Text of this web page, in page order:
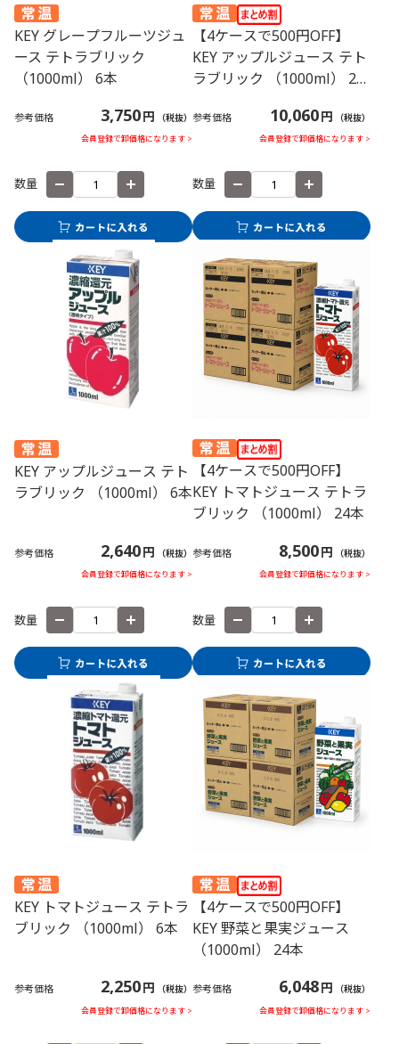
KEY グレープフルーツジュ
ース テトラブリック
（1000ml） 6本
参考価格 3,750円 （税抜）
会員登録で卸価格になります >
数量
【4ケースで500円OFF】
KEY アップルジュース テト
ラブリック （1000ml） 24
参考価格 10,060円 （税抜）
会員登録で卸価格になります >
数量
KEY アップルジュース テト
ラブリック （1000ml） 6本
参考価格 2,640円 （税抜）
会員登録で卸価格になります >
数量
【4ケースで500円OFF】
KEY トマトジュース テトラ
ブリック （1000ml） 24本
参考価格 8,500円 （税抜）
会員登録で卸価格になります >
数量
KEY トマトジュース テトラ
ブリック （1000ml） 6本
参考価格 2,250円 （税抜）
会員登録で卸価格になります >
【4ケースで500円OFF】
KEY 野菜と果実ジュース
（1000ml） 24本
参考価格 6,048円 （税抜）
会員登録で卸価格になります >